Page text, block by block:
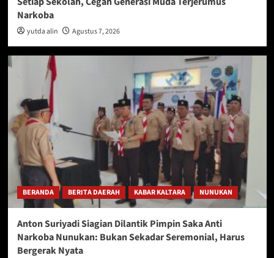
Narkoba
yutda alin Agustus 7, 2026
BERANDA BERITA DAERAH KABAR KALTARA NUNUKAN
Anton Suriyadi Siagian Dilantik Pimpin Saka Anti
Narkoba Nunukan: Bukan Sekadar Seremonial, Harus
Bergerak Nyata